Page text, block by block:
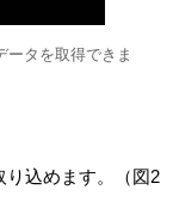
ータを取得できま
り込めます。（図2